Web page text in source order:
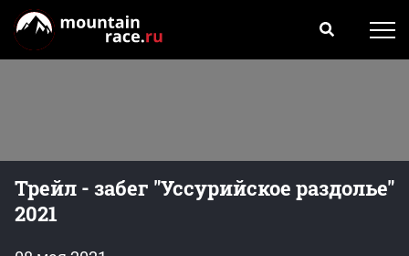
Трейл - забег "Уссурийское раздолье"
2021